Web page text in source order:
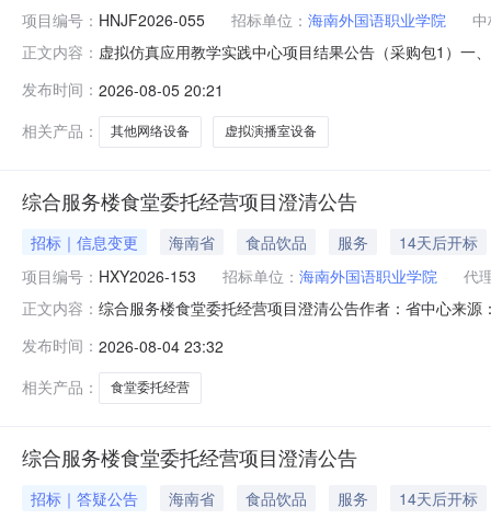
项目编号： HNJF2026-055 招标单位： 海南外国语职业学院
正文内容： 虚拟仿真应用教学实践中心项目结果公告（采购包1）一
仿真应用教学实践中心项目):货物类（浙江泓伟云创科技
发布时间： 2026-08-05 20:21
相关产品：
其他网络设备 虚拟演播室设备
综合服务楼食堂委托经营项目澄清公告
招标｜信息变更 海南省 食品饮品 服务
14天后开标
项目编号： HXY2026-153 招标单位： 海南外国语职业学院
代
正文内容： 综合服务楼食堂委托经营项目澄清公告作者：省中心来
次公告日期：2026年07月31日19时18分二、更正信息
发布时间： 2026-08-04 23:32
相关产品：
食堂委托经营
综合服务楼食堂委托经营项目澄清公告
招标｜答疑公告 海南省 食品饮品 服务
14天后开标